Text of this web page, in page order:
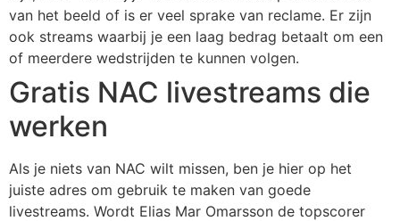
van het beeld of is er veel sprake van reclame. Er zijn
ook streams waarbij je een laag bedrag betaalt om een
of meerdere wedstrijden te kunnen volgen.
Gratis NAC livestreams die
werken
Als je niets van NAC wilt missen, ben je hier op het
juiste adres om gebruik te maken van goede
livestreams. Wordt Elias Mar Omarsson de topscorer